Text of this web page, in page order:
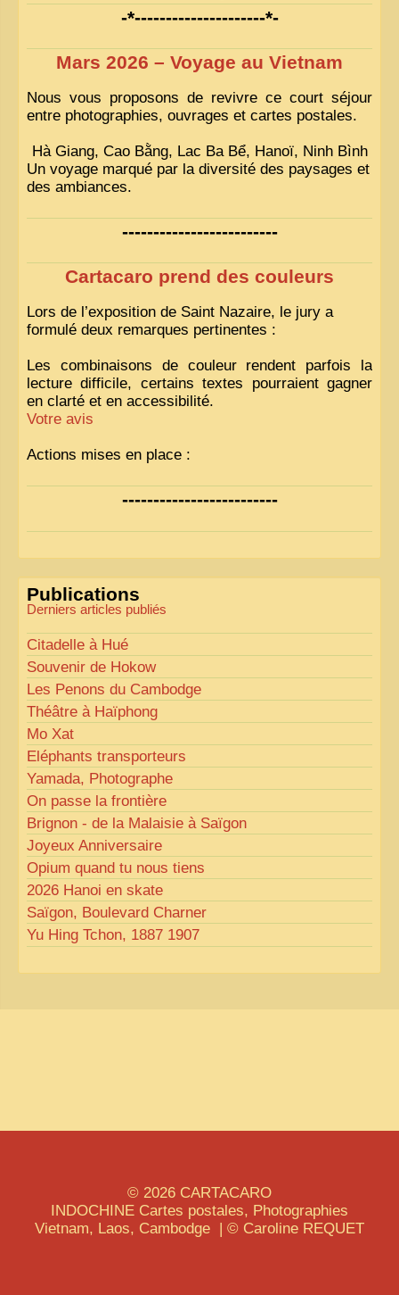
-*---------------------*-
Mars 2026 – Voyage au Vietnam
Nous vous proposons de revivre ce court séjour
entre photographies, ouvrages et cartes postales.
Hà Giang, Cao Bằng, Lac Ba Bể, Hanoï, Ninh Bình
Un voyage marqué par la diversité des paysages et
des ambiances.
-------------------------
Cartacaro prend des couleurs
Lors de l’exposition de Saint Nazaire, le jury a
formulé deux remarques pertinentes :
Les combinaisons de couleur rendent parfois la
lecture difficile, certains textes pourraient gagner
en clarté et en accessibilité.
Votre avis
Actions mises en place :
Nous avons déjà ajusté les couleurs pour améliorer
la lisibilité. Votre avis nous intéresse !
« Comme tout bon collectionneur le sait, la
perfection est un idéal… mais nous y travaillons
-------------------------
Publications
Derniers articles publiés
Citadelle à Hué
Souvenir de Hokow
Les Penons du Cambodge
Théâtre à Haïphong
Mo Xat
Eléphants transporteurs
Yamada, Photographe
On passe la frontière
Brignon - de la Malaisie à Saïgon
Joyeux Anniversaire
Opium quand tu nous tiens
2026 Hanoi en skate
Saïgon, Boulevard Charner
Yu Hing Tchon, 1887 1907
© 2026 CARTACARO
INDOCHINE Cartes postales, Photographies
Vietnam, Laos, Cambodge | © Caroline REQUET